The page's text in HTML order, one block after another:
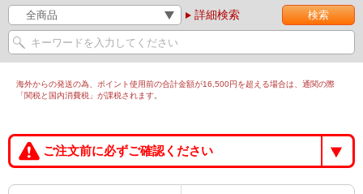
詳細検索
海外からの発送の為、ポイント使用前の合計金額が16,500円を超える場合は、通関の際
「関税と国内消費税」が課税されます。
ご注文前に必ずご確認ください